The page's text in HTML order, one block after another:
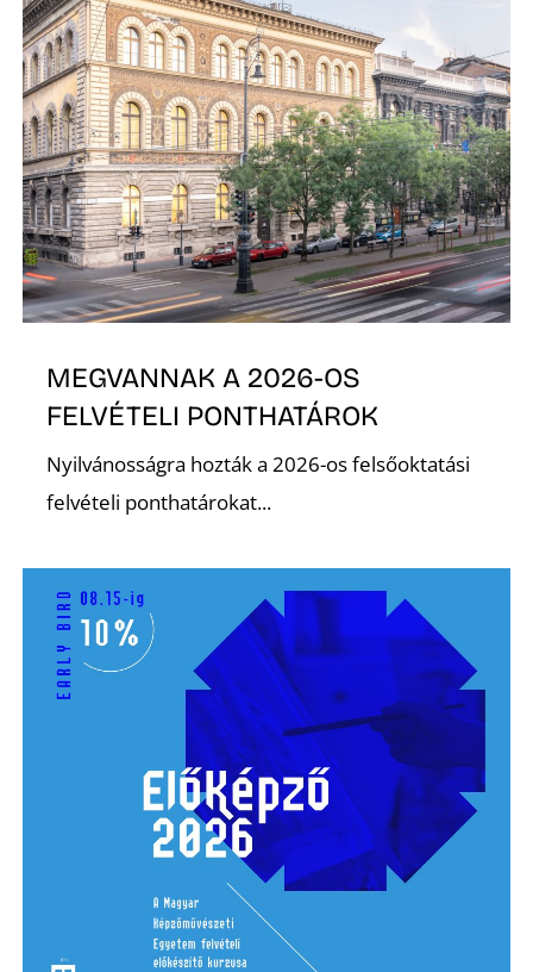
MEGVANNAK A 2026-OS
FELVÉTELI PONTHATÁROK
Nyilvánosságra hozták a 2026-os felsőoktatási
felvételi ponthatárokat...